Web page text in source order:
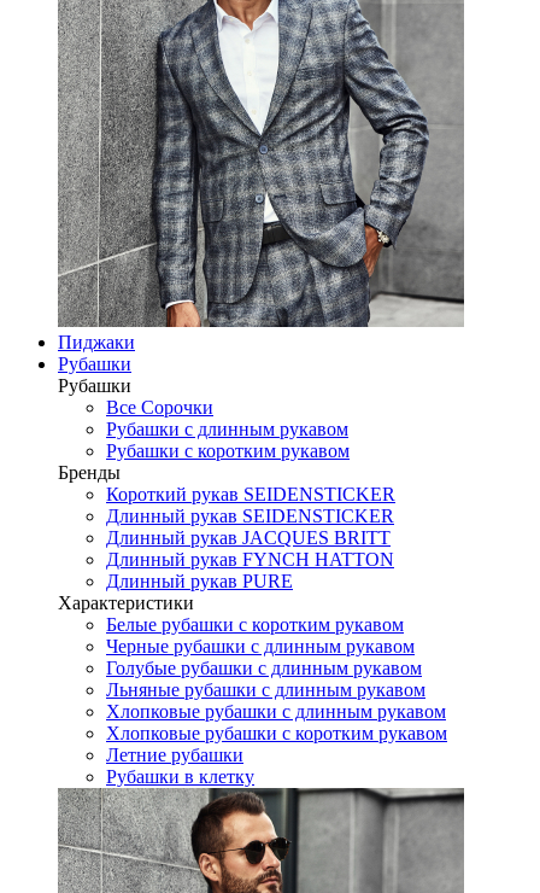
Пиджаки
Рубашки
Рубашки
Все Сорочки
Рубашки с длинным рукавом
Рубашки с коротким рукавом
Бренды
Короткий рукав SEIDENSTICKER
Длинный рукав SEIDENSTICKER
Длинный рукав JAСQUES BRITT
Длинный рукав FYNCH HATTON
Длинный рукав PURE
Характеристики
Белые рубашки с коротким рукавом
Черные рубашки с длинным рукавом
Голубые рубашки с длинным рукавом
Льняные рубашки с длинным рукавом
Хлопковые рубашки с длинным рукавом
Хлопковые рубашки с коротким рукавом
Летние рубашки
Рубашки в клетку